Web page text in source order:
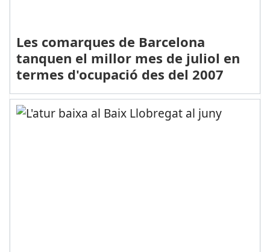
Les comarques de Barcelona
tanquen el millor mes de juliol en
termes d'ocupació des del 2007